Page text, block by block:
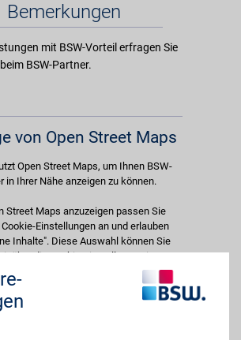
Bemerkungen
mit BSW-Vorteil erfragen Sie
BSW-Partner.
von Open Street Maps
Open Street Maps, um Ihnen BSW-
in Ihrer Nähe anzeigen zu können.
Street Maps anzuzeigen passen Sie
Einstellungen an und erlauben
Inhalte". Diese Auswahl können Sie
über die Cookie-Einstellungen im
Seitenbereich ändern.
Einstellungen anpassen